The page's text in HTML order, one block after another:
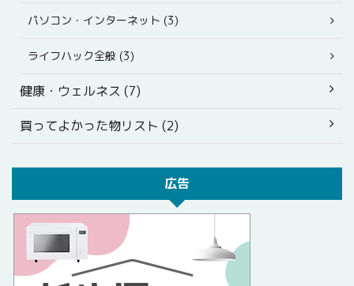
パソコン・インターネット (3)
ライフハック全般 (3)
健康・ウェルネス (7)
買ってよかった物リスト (2)
広告